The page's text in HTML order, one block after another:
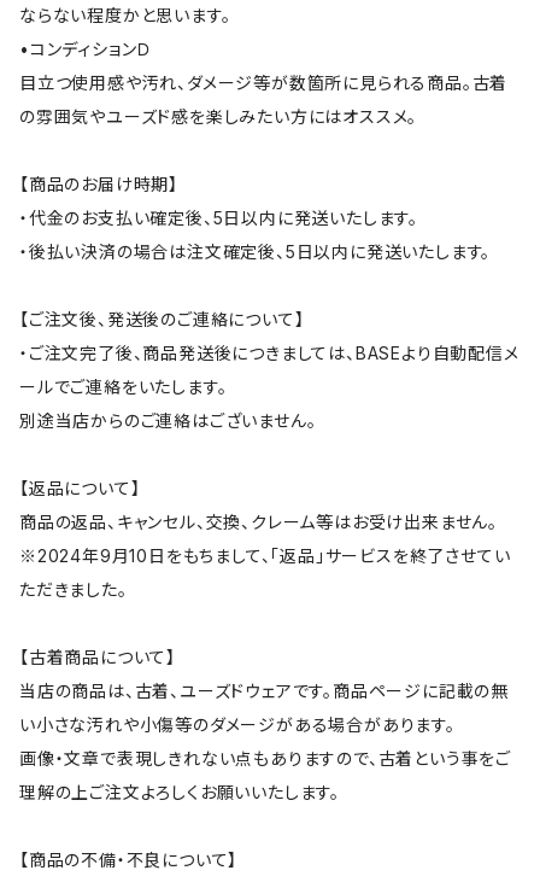
ならない程度かと思います。
•コンディションＤ
目立つ使用感や汚れ、ダメージ等が数箇所に見られる商品。古着
の雰囲気やユーズド感を楽しみたい方にはオススメ。
【商品のお届け時期】
・代金のお支払い確定後、5日以内に発送いたします。
・後払い決済の場合は注文確定後、5日以内に発送いたします。
【ご注文後、発送後のご連絡について】
・ご注文完了後、商品発送後につきましては、BASEより自動配信メ
ールでご連絡をいたします。
別途当店からのご連絡はございません。
【返品について】
商品の返品、キャンセル、交換、クレーム等はお受け出来ません。
※2024年9月10日をもちまして、「返品」サービスを終了させてい
ただきました。
【古着商品について】
当店の商品は、古着、ユーズドウェアです。商品ページに記載の無
い小さな汚れや小傷等のダメージがある場合があります。
画像・文章で表現しきれない点もありますので、古着という事をご
理解の上ご注文よろしくお願いいたします。
【商品の不備・不良について】